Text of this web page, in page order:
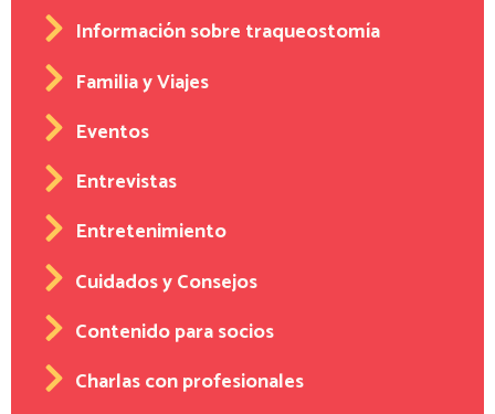
Información sobre traqueostomía
Familia y Viajes
Eventos
Entrevistas
Entretenimiento
Cuidados y Consejos
Contenido para socios
Charlas con profesionales